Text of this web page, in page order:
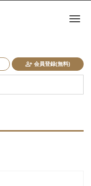
会員登録(無料)
ナ